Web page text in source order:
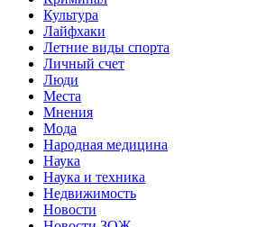
Культура
Лайфхаки
Летние виды спорта
Личный счет
Люди
Места
Мнения
Мода
Народная медицина
Наука
Наука и техника
Недвижимость
Новости